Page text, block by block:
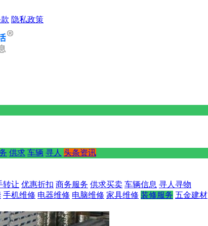
隐私政策
供求 车辆 寻人 头条资讯
转让 优惠折扣 商务服务 供求买卖 车辆信息 寻人寻物
手机维修 电器维修 电脑维修 家具维修 装修服务 五金建材